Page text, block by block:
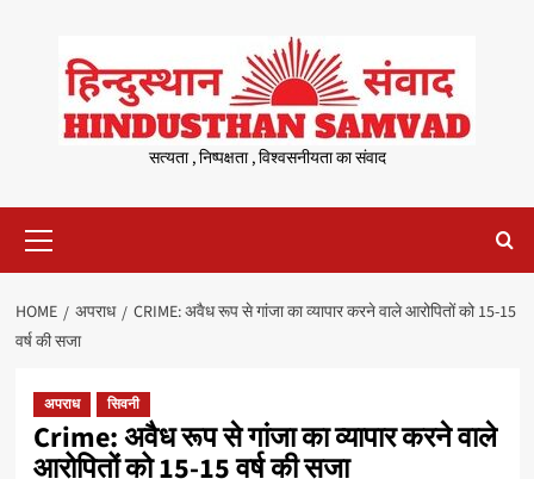
content
सत्यता , निष्पक्षता , विश्वसनीयता का संवाद
Menu
HOME अपराध
CRIME: अवैध रूप से गांजा का व्यापार करने वाले आरोपितों को 15-15
वर्ष की सजा
अपराध सिवनी
Crime: अवैध रूप से गांजा का व्यापार करने वाले
आरोपितों को 15-15 वर्ष की सजा